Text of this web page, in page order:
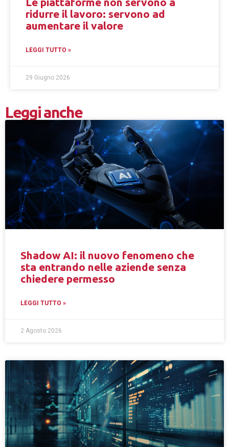
ridurre il lavoro: servono ad
aumentare il valore
LEGGI TUTTO »
29 Giugno 2026
Leggi anche
Shadow AI: il nuovo fenomeno che
sta entrando nelle aziende senza
chiedere permesso
LEGGI TUTTO »
2 Agosto 2026